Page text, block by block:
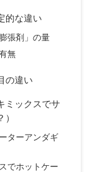
的な違い
張剤」の量
無
の違い
ミックスでサ
ターアンダギ
でホットケー